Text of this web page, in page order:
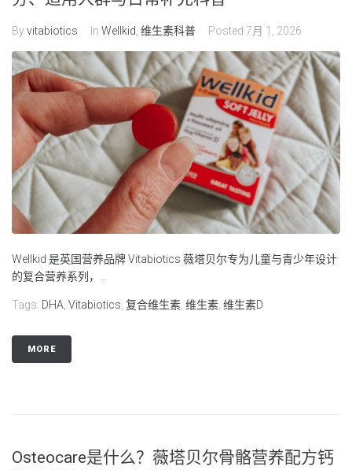
Byvitabiotics In Wellkid 维生素科普 Posted 7月 1, 2026
Wellkid 是英国营养品牌 Vitabiotics 薇塔贝尔专为儿童与青少年设计
的复合营养系列，...
Tags: DHA, Vitabiotics, 复合维生素, 维生素, 维生素D
MORE
Osteocare是什么？薇塔贝尔骨骼营养配方钙